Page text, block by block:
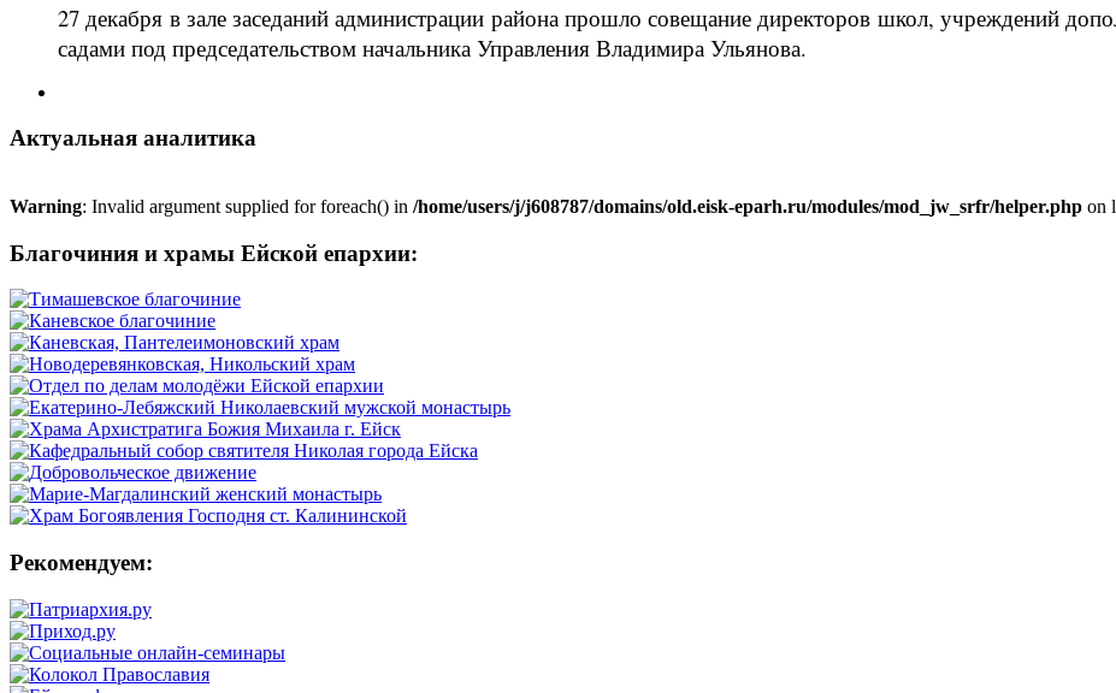
27 декабря в зале заседаний администрации района прошло совещание директоров школ, учреждений
садами под председательством начальника Управления Владимира Ульянова.
Актуальная аналитика
Warning: Invalid argument supplied for foreach() in /home/users/j/j608787/domains/old.eisk-eparh.ru/modules/mod_jw_srfr/helper.php on
Благочиния и храмы Ейской епархии:
Рекомендуем: